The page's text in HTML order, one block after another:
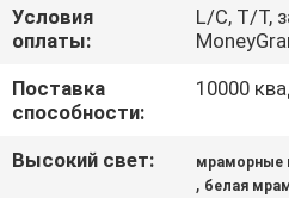
ЗАПРОСИТЕ
ЦИТАТУ
КАРТА
САЙТА
Условия
оплаты:
L/C, T/T,
Поставка
способности:
10000
Высокий свет: мраморные
, белая